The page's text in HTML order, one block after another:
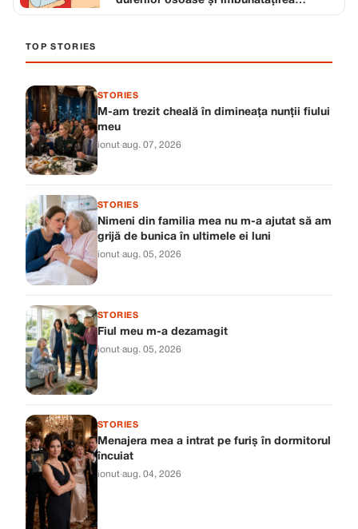
TOP STORIES
STORIES
M-am trezit cheală în dimineața nunții fiului
meu
ionut·aug. 07, 2026
STORIES
Nimeni din familia mea nu m-a ajutat să am
grijă de bunica în ultimele ei luni
ionut·aug. 05, 2026
STORIES
Fiul meu m-a dezamagit
ionut·aug. 05, 2026
STORIES
Menajera mea a intrat pe furiș în dormitorul
încuiat
ionut·aug. 04, 2026